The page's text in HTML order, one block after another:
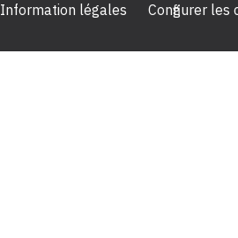
Information légales Configurer les